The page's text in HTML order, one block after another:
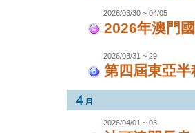
2026/03/30 ~ 04/05
2026年澳門
2026/03/31 ~ 29
第四屆東亞
2026/04/01 ~ 03